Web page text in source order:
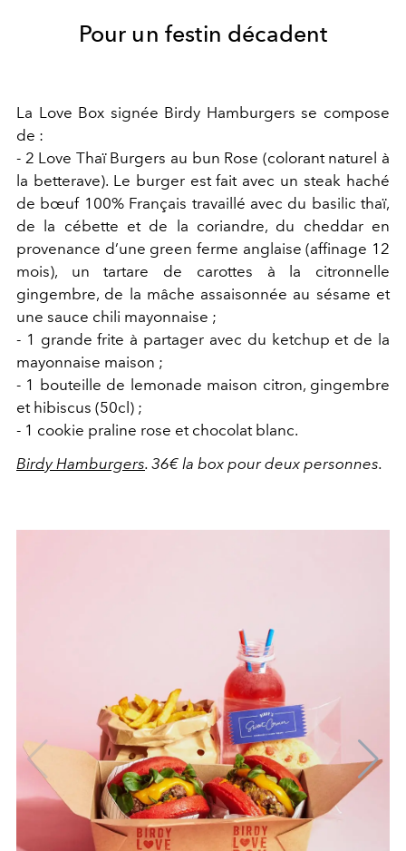
Pour un festin décadent
La Love Box signée Birdy Hamburgers se compose
de :
- 2 Love Thaï Burgers au bun Rose (colorant naturel à
la betterave). Le burger est fait avec un steak haché
de bœuf 100% Français travaillé avec du basilic thaï,
de la cébette et de la coriandre, du cheddar en
provenance d’une green ferme anglaise (affinage 12
mois), un tartare de carottes à la citronnelle
gingembre, de la mâche assaisonnée au sésame et
une sauce chili mayonnaise ;
- 1 grande frite à partager avec du ketchup et de la
mayonnaise maison ;
- 1 bouteille de lemonade maison citron, gingembre
et hibiscus (50cl) ;
- 1 cookie praline rose et chocolat blanc.
Birdy Hamburgers. 36€ la box pour deux personnes.